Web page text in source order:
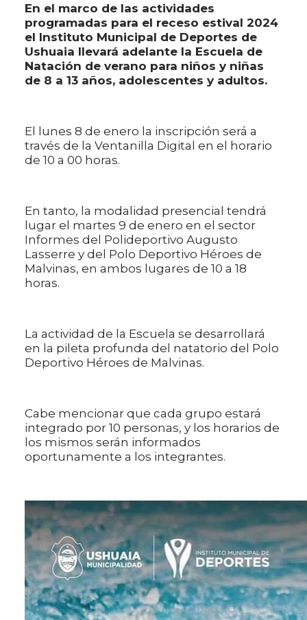
En el marco de las actividades
programadas para el receso estival 2024
el Instituto Municipal de Deportes de
Ushuaia llevará adelante la Escuela de
Natación de verano para niños y niñas
de 8 a 13 años, adolescentes y adultos.
El lunes 8 de enero la inscripción será a
través de la Ventanilla Digital en el horario
de 10 a 00 horas.
En tanto, la modalidad presencial tendrá
lugar el martes 9 de enero en el sector
Informes del Polideportivo Augusto
Lasserre y del Polo Deportivo Héroes de
Malvinas, en ambos lugares de 10 a 18
horas.
La actividad de la Escuela se desarrollará
en la pileta profunda del natatorio del Polo
Deportivo Héroes de Malvinas.
Cabe mencionar que cada grupo estará
integrado por 10 personas, y los horarios de
los mismos serán informados
oportunamente a los integrantes.